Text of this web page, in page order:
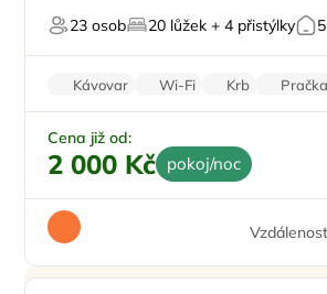
Pro svatby a oslavy
23 osob 20 lůžek + 4 přistýlky
Kávovar Wi-Fi Krb Pračka
Cena již od:
2 000 Kč pokoj/noc